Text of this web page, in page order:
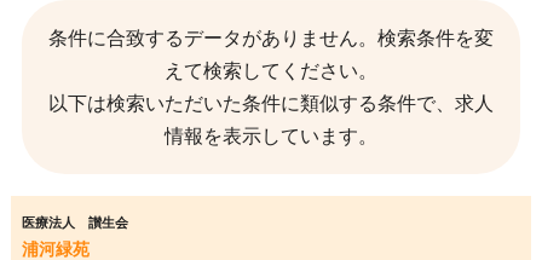
条件に合致するデータがありません。検索条件を変
えて検索してください。
以下は検索いただいた条件に類似する条件で、求人
情報を表示しています。
医療法人 讃生会
浦河緑苑